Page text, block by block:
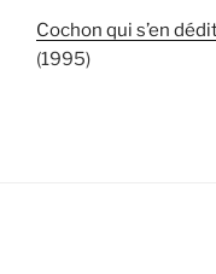
Cochon qui s’en
(1995)